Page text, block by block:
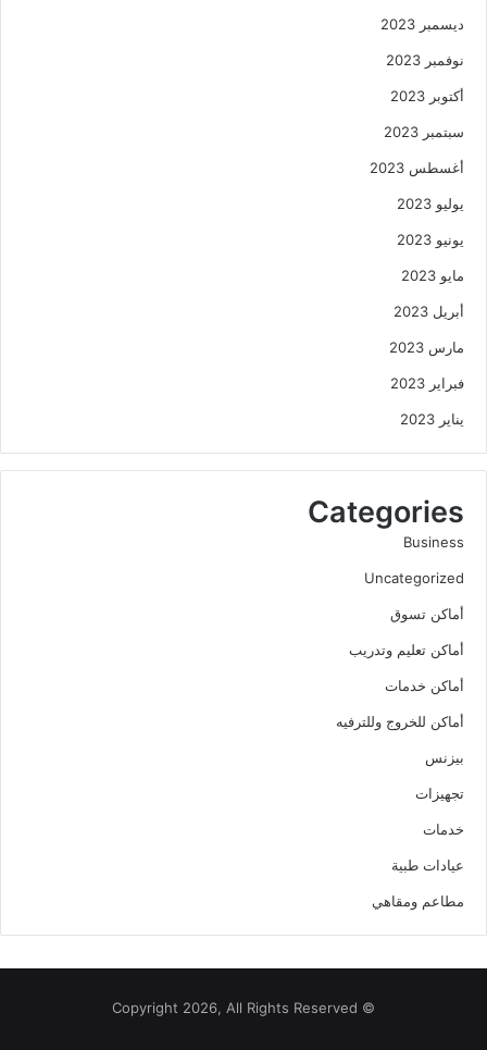
ديسمبر 2023
نوفمبر 2023
أكتوبر 2023
سبتمبر 2023
أغسطس 2023
يوليو 2023
يونيو 2023
مايو 2023
أبريل 2023
مارس 2023
فبراير 2023
يناير 2023
Categories
Business
Uncategorized
أماكن تسوق
أماكن تعليم وتدريب
أماكن خدمات
أماكن للخروج وللترفيه
بيزنس
تجهيزات
خدمات
عيادات طبية
مطاعم ومقاهي
© Copyright 2026, All Rights Reserved